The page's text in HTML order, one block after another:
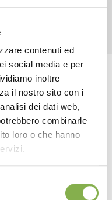
contenuti ed
social media e per
inoltre
il nostro sito con i
dei dati web,
combinarle
loro o che hanno
equipment
DATA
to